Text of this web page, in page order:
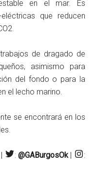
en el mar. Es
que reducen
de dragado de
asimismo para
del fondo o para la
el lecho marino.
se encontrará en los
: @GABurgosOk|
: